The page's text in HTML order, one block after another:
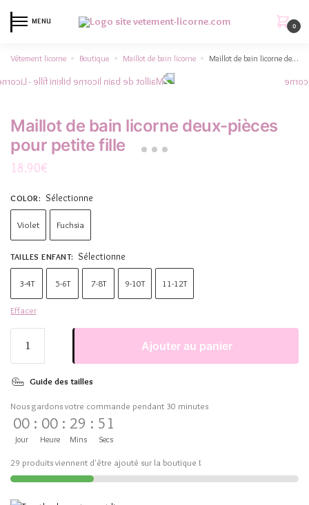
MENU
0
Vêtement licorne » Boutique » Maillot de bain licorne » Maillot de bain licorne deux-pièces pour petite fille
Maillot de bain licorne deux-pièces
pour petite fille
18.90€
COLOR: Sélectionne
Violet Fuchsia
TAILLES ENFANT: Sélectionne
3-4T 5-6T 7-8T 9-10T 11-12T
Effacer
Ajouter au panier
Guide des tailles
Nous gardons votre commande pendant 30 minutes
00
Jour
: 00
Heure
: 29
Mins
: 51
Secs
29 produits viennent d'être ajouté sur la boutique !